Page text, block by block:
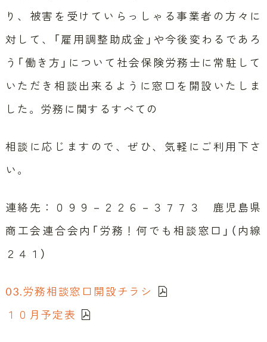
り、被害を受けていらっしゃる事業者の方々に
対して、「雇用調整助成金」や今後変わるであろ
う「働き方」について社会保険労務士に常駐して
いただき相談出来るように窓口を開設いたしま
した。労務に関するすべての
相談に応じますので、ぜひ、気軽にご利用下さ
い。
連絡先：０９９－２２６－３７７３ 鹿児島県
商工会連合会内「労務！何でも相談窓口」（内線
２４１）
03.労務相談窓口開設チラシ
１０月予定表